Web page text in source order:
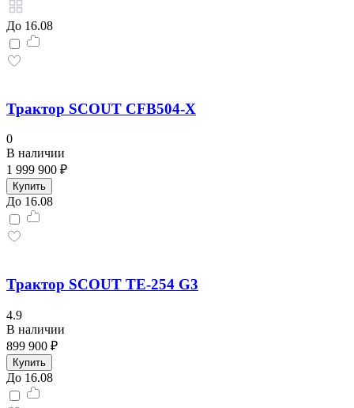
До 16.08
Трактор SCOUT CFB504-X
0
В наличии
1 999 900 ₽
Купить
До 16.08
Трактор SCOUT TE-254 G3
4.9
В наличии
899 900 ₽
Купить
До 16.08